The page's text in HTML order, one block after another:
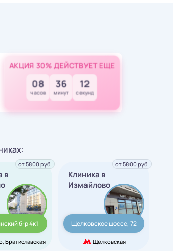
АКЦИЯ 30% ДЕЙСТВУЕТ ЕЩЕ
08
часов
36
минут
11
секунд
в
б-р 4к1
Братиславская
от 5800 руб.
Клиника в
Измайлово
Щелковское шоссе, 72
Щелковская
от 5800 руб.